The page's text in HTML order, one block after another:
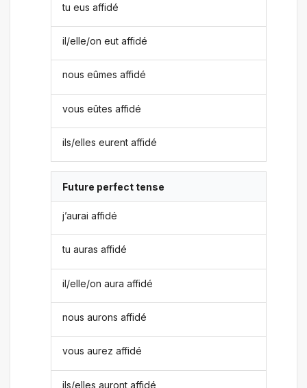
tu eus affidé
il/elle/on eut affidé
nous eûmes affidé
vous eûtes affidé
ils/elles eurent affidé
Future perfect tense
j’aurai affidé
tu auras affidé
il/elle/on aura affidé
nous aurons affidé
vous aurez affidé
ils/elles auront affidé